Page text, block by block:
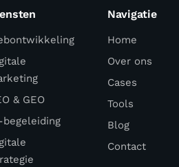
& GEO
begeleiding
Navigatie
Home
Over ons
Cases
Tools
Blog
Contact